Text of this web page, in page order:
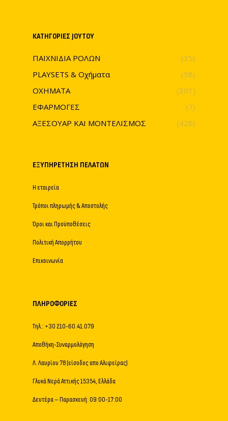
ΚΑΤΗΓΟΡΊΕΣ JOYTOY
ΠΑΙΧΝΙΔΙΑ ΡΟΛΩΝ
(35)
PLAYSETS & Οχήματα
(58)
ΟΧΗΜΑΤΑ
(301)
ΕΦΑΡΜΟΓΕΣ
(7)
ΑΞΕΣΟΥΑΡ ΚΑΙ ΜΟΝΤΕΛΙΣΜΟΣ
(428)
ΕΞΥΠΗΡΈΤΗΣΗ ΠΕΛΑΤΏΝ
Η εταιρεία
Τρόποι πληρωμής & Αποστολής
Όροι και Προϋποθέσεις
Πολιτική Απορρήτου
Επικοινωνία
ΠΛΗΡΟΦΟΡΊΕΣ
Τηλ.: +30 210-60.41.079
Αποθήκη-Συναρμολόγηση
Λ. Λαυρίου 78 (είσοδος απο Αλιφείρας)
Γλυκά Νερά Αττικής 15354, Ελλάδα
Δευτέρα – Παρασκευή: 09:00-17:00